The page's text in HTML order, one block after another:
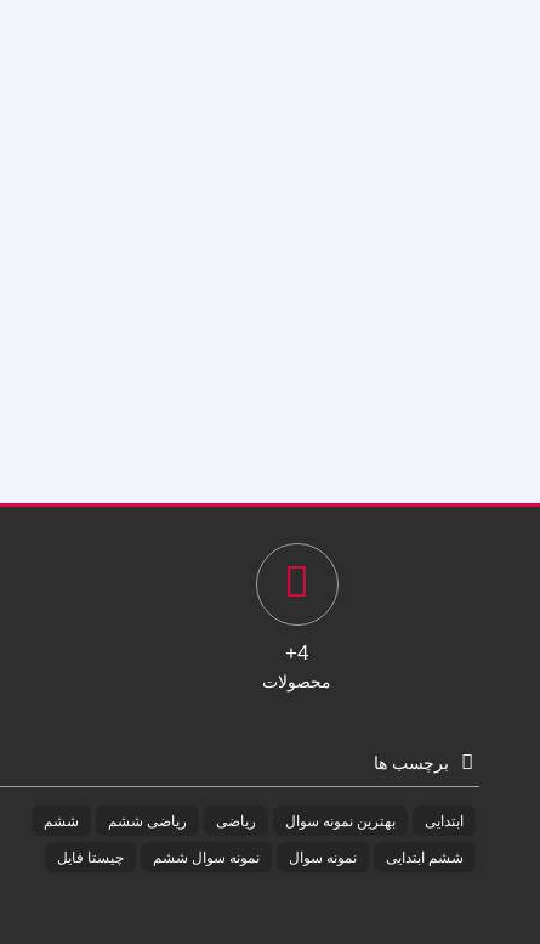
4+
محصولات
برچسب ها
ابتدایی بهترین نمونه سوال ریاضی ریاضی ششم
ششم
ششم ابتدایی
نمونه سوال نمونه سوال ششم چیستا فایل